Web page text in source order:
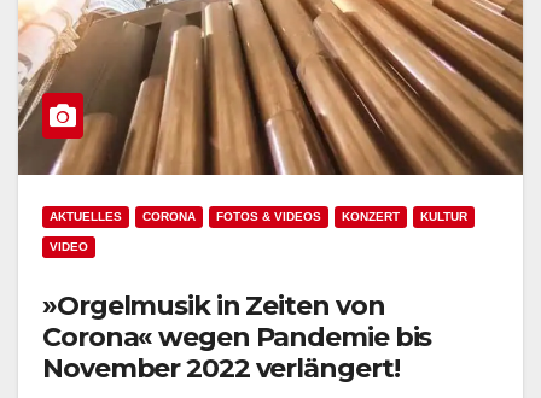
AKTUELLES CORONA FOTOS & VIDEOS KONZERT KULTUR
VIDEO
»Orgelmusik in Zeiten von
Corona« wegen Pandemie bis
November 2022 verlängert!